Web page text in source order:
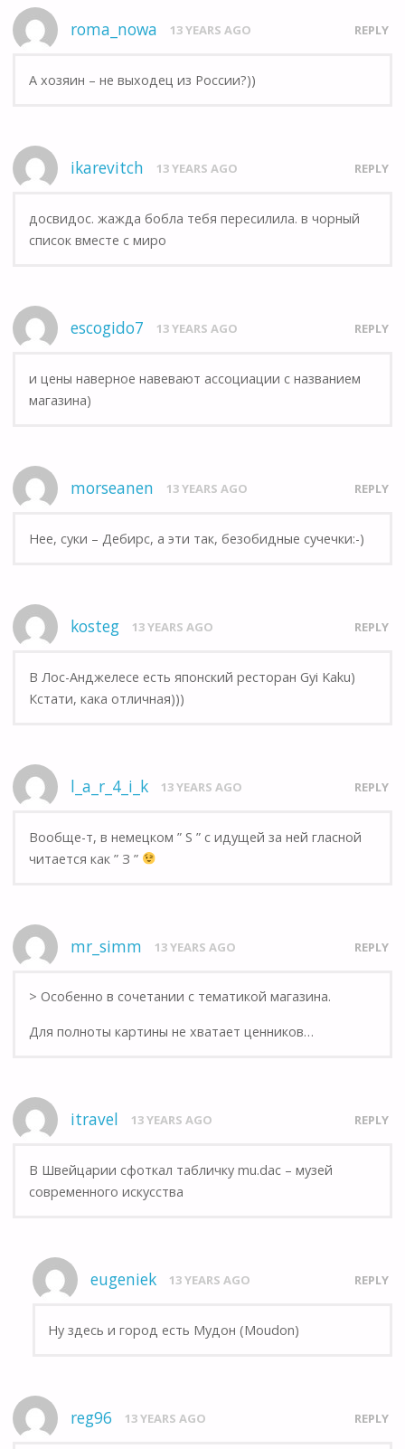
roma_nowa 13 YEARS AGO REPLY
А хозяин – не выходец из России?))
ikarevitch 13 YEARS AGO REPLY
досвидос. жажда бобла тебя пересилила. в чорный
список вместе с миро
escogido7 13 YEARS AGO REPLY
и цены наверное навевают ассоциации с названием
магазина)
morseanen 13 YEARS AGO REPLY
Нее, суки – Дебирс, а эти так, безобидные сучечки:-)
kosteg 13 YEARS AGO REPLY
В Лос-Анджелесе есть японский ресторан Gyi Kaku)
Кстати, кака отличная)))
l_a_r_4_i_k 13 YEARS AGO REPLY
Вообще-т, в немецком ” S ” с идущей за ней гласной
читается как ” З ”
mr_simm 13 YEARS AGO REPLY
> Особенно в сочетании с тематикой магазина.
Для полноты картины не хватает ценников…
itravel 13 YEARS AGO REPLY
В Швейцарии сфоткал табличку mu.dac – музей
современного искусства
eugeniek 13 YEARS AGO REPLY
Ну здесь и город есть Мудон (Moudon)
reg96 13 YEARS AGO REPLY